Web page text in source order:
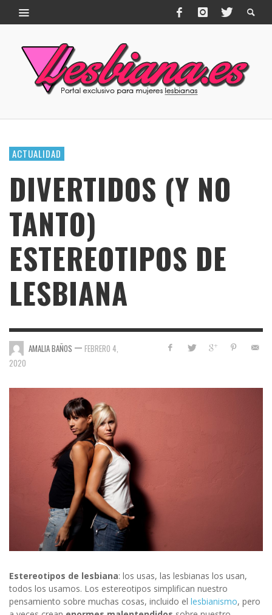
ACTUALIDAD
DIVERTIDOS (Y NO
TANTO)
ESTEREOTIPOS DE
LESBIANA
AMALIA BAÑOS — FEBRERO 4,
2020
Estereotipos de lesbiana: los usas, las lesbianas los usan,
todos los usamos. Los estereotipos simplifican nuestro
pensamiento sobre muchas cosas, incluido el lesbianismo, pero